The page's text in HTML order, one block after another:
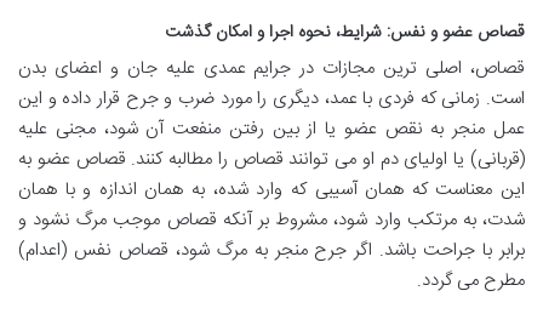
قصاص عضو و نفس: شرایط، نحوه اجرا و امکان گذشت
قصاص، اصلی ترین مجازات در جرایم عمدی علیه جان و اعضای بدن
است. زمانی که فردی با عمد، دیگری را مورد ضرب و جرح قرار داده و این
عمل منجر به نقص عضو یا از بین رفتن منفعت آن شود، مجنی علیه
(قربانی) یا اولیای دم او می توانند قصاص را مطالبه کنند. قصاص عضو به
این معناست که همان آسیبی که وارد شده، به همان اندازه و با همان
شدت، به مرتکب وارد شود، مشروط بر آنکه قصاص موجب مرگ نشود و
برابر با جراحت باشد. اگر جرح منجر به مرگ شود، قصاص نفس (اعدام)
مطرح می گردد.